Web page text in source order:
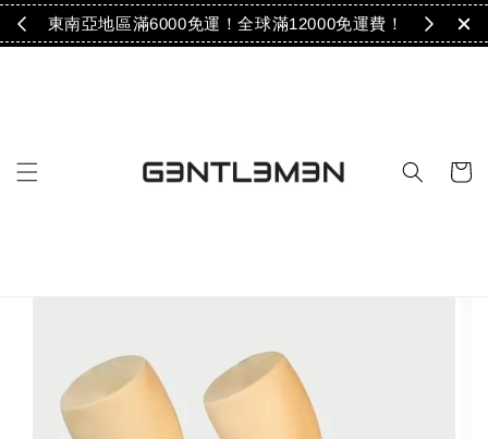
！ 東南亞地區滿6000免運！全球滿12000免運費！